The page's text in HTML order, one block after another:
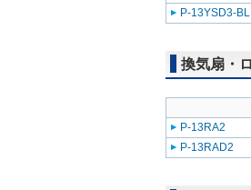
P-13YSD3-BL
換気扇・
P-13RA2
P-13RAD2